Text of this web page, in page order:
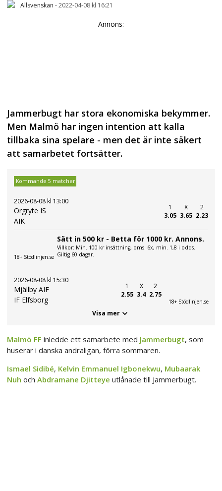
Allsvenskan -2022-04-08 kl 16:21
Annons:
Jammerbugt har stora ekonomiska bekymmer.
Men Malmö har ingen intention att kalla
tillbaka sina spelare - men det är inte säkert
att samarbetet fortsätter.
Kommande 5 matcher
2026-08-08 kl 13:00
Örgryte IS
AIK
1
3.05
X
3.65
2
2.23
18+ Stödlinjen.se
Sätt in 500 kr - Betta för 1000 kr. Annons.
Villkor: Min. 100 kr insättning, oms. 6x, min. 1,8 i odds.
Giltig 60 dagar.
2026-08-08 kl 15:30
Mjällby AIF
IF Elfsborg
1
2.55
X
3.4
2
2.75
18+ Stödlinjen.se
Visa mer
Malmö FF inledde ett samarbete med Jammerbugt, som
huserar i danska andraligan, förra sommaren.
Ismael Sidibé, Kelvin Emmanuel Igbonekwu, Mubaarak
Nuh och Abdramane Djitteye utlånade till Jammerbugt.